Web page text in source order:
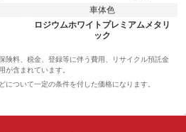
車体色
ロジウムホワイトプレミアムメタリ
ック
険料、税金、登録等に伴う費用、リサイクル預託金
が含まれています。
について一定の条件を付した価格になります。